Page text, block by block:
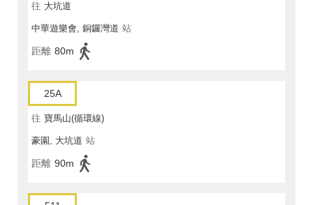
往 大坑道
中華遊樂會, 銅鑼灣道 站
距離 80m
25A
往 寶馬山(循環線)
豪園, 大坑道 站
距離 90m